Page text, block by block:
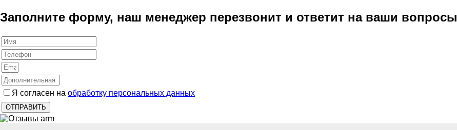
Заполните форму, наш менеджер перезвонит и ответит на ваши вопросы
Я согласен на обработку персональных данных